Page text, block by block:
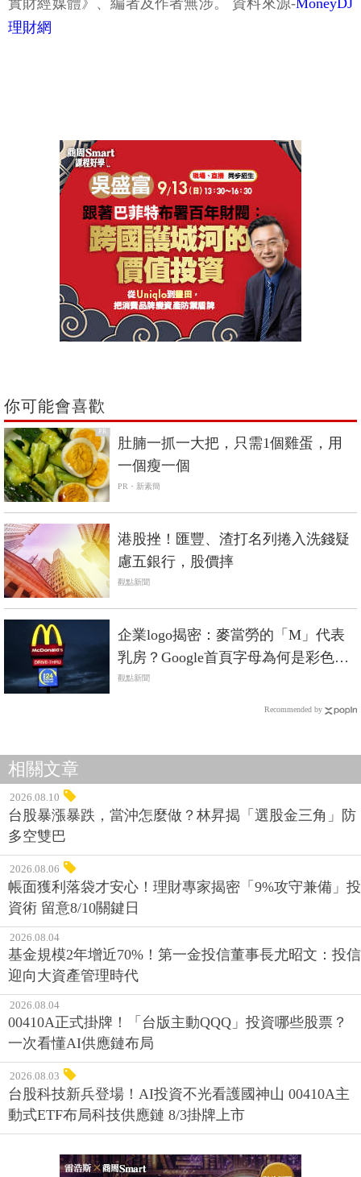
實財經媒體》、編者及作者無涉。 資料來源-MoneyDJ
理財網
你可能會喜歡
PR
肚腩一抓一大把，只需1個雞蛋，用
一個瘦一個
PR・新素簡
港股挫！匯豐、渣打名列捲入洗錢疑
慮五銀行，股價摔
觀點新聞
企業logo揭密：麥當勞的「M」代表
乳房？Google首頁字母為何是彩色
的？
觀點新聞
Recommended by
相關文章
2026.08.10
台股暴漲暴跌，當沖怎麼做？林昇揭「選股金三角」防
多空雙巴
2026.08.06
帳面獲利落袋才安心！理財專家揭密「9%攻守兼備」投
資術 留意8/10關鍵日
2026.08.04
基金規模2年增近70%！第一金投信董事長尤昭文：投信
迎向大資產管理時代
2026.08.04
00410A正式掛牌！「台版主動QQQ」投資哪些股票？
一次看懂AI供應鏈布局
2026.08.03
台股科技新兵登場！AI投資不光看護國神山 00410A主
動式ETF布局科技供應鏈 8/3掛牌上市